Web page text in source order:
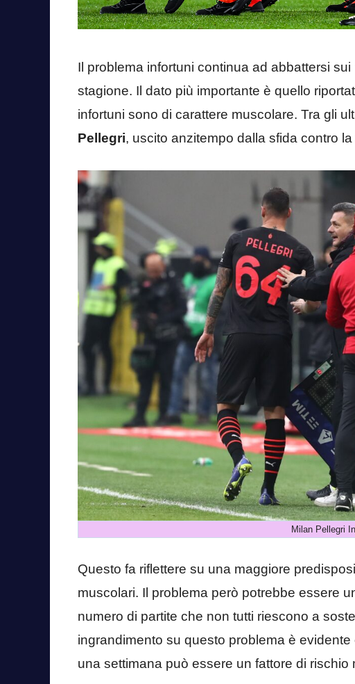
Il problema infortuni continua ad abbattersi
stagione. Il dato più importante è quello
infortuni sono di carattere muscolare. Tra gli
Pellegri, uscito anzitempo dalla sfida contro
Milan Pellegri
Questo fa riflettere su una maggiore
muscolari. Il problema però potrebbe essere
numero di partite che non tutti riescono a
ingrandimento su questo problema è
una settimana può essere un fattore di